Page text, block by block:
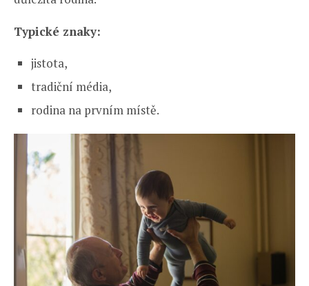
Typické znaky:
jistota,
tradiční média,
rodina na prvním místě.